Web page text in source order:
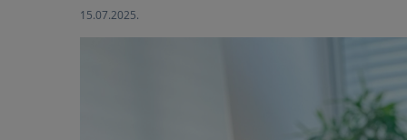
15.07.2025.